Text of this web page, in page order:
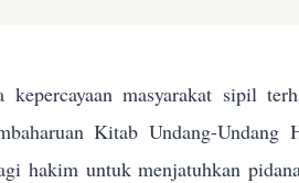
masyarakat sipil
Kitab Undang-
hakim untuk menjatuhkan